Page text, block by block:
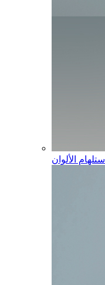
استلهام الألوان